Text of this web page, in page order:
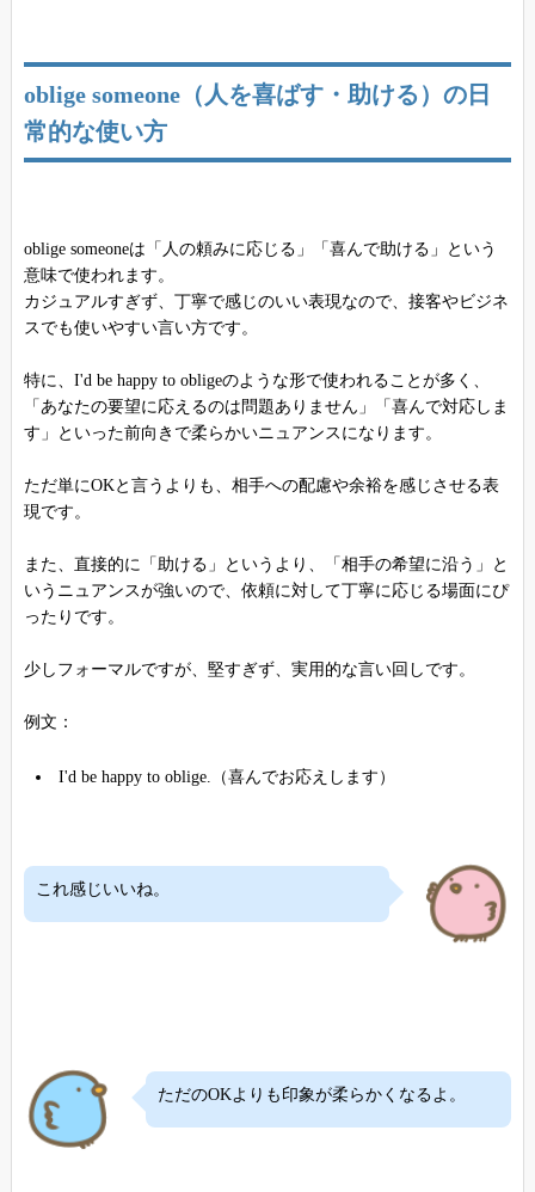
oblige someone（人を喜ばす・助ける）の日
常的な使い方
oblige someoneは「人の頼みに応じる」「喜んで助ける」という
意味で使われます。
カジュアルすぎず、丁寧で感じのいい表現なので、接客やビジネ
スでも使いやすい言い方です。
特に、I'd be happy to obligeのような形で使われることが多く、
「あなたの要望に応えるのは問題ありません」「喜んで対応しま
す」といった前向きで柔らかいニュアンスになります。
ただ単にOKと言うよりも、相手への配慮や余裕を感じさせる表
現です。
また、直接的に「助ける」というより、「相手の希望に沿う」と
いうニュアンスが強いので、依頼に対して丁寧に応じる場面にぴ
ったりです。
少しフォーマルですが、堅すぎず、実用的な言い回しです。
例文：
I'd be happy to oblige.（喜んでお応えします）
これ感じいいね。
ただのOKよりも印象が柔らかくなるよ。